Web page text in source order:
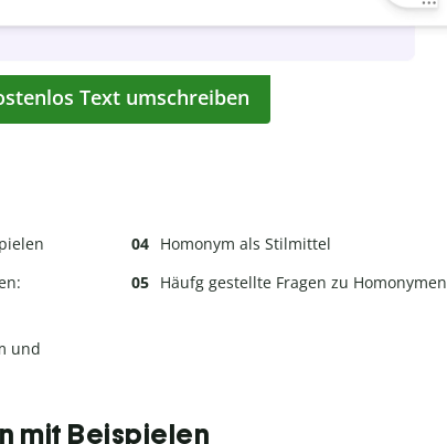
Text umschreiben
und
Homonym als Stilmittel
Häufg gestellte Fragen zu Homonymen
mit Beispielen